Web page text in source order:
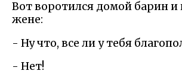
Вот воротился домой барин и
жене:
- Ну что, все ли у тебя
- Нет!